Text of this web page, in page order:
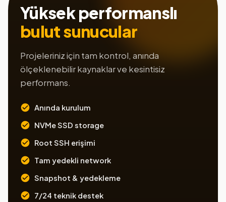
Yüksek performanslı
bulut sunucular
Projeleriniz için tam kontrol, anında
ölçeklenebilir kaynaklar ve kesintisiz
performans.
Anında kurulum
NVMe SSD storage
Root SSH erişimi
Tam yedekli network
Snapshot & yedekleme
7/24 teknik destek